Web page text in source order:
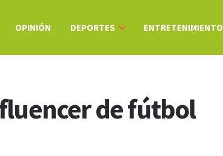
OPINIÓN DEPORTES ENTRETENIMIENTO
de fútbol